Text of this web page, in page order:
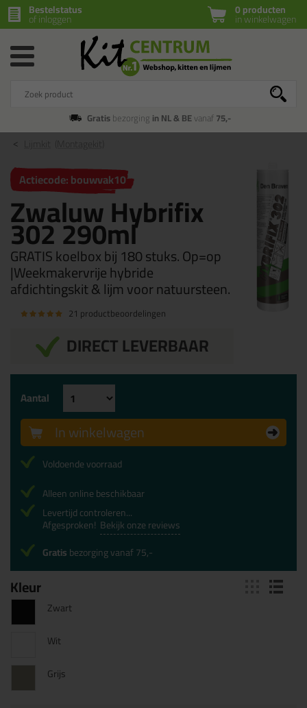
0 producten
in winkelwagen
Bestelstatus
of inloggen
Gratisbezorging in NL & BEvanaf75,-
Actiecode: bouwvak10
Zwaluw Hybrifix
302 290ml
GRATIS koelbox bij 180 stuks. Op=op
|Weekmakervrije hybride
afdichtingskit & lijm voor natuursteen.
21 productbeoordelingen
DIRECT LEVERBAAR
Kleur
Zwart
Wit
Grijs
Aantal
In winkelwagen
Voldoende voorraad
Alleen online beschikbaar
Levertijd controleren...
Afgesproken! Bekijk onze reviews
Gratisbezorging vanaf 75,-